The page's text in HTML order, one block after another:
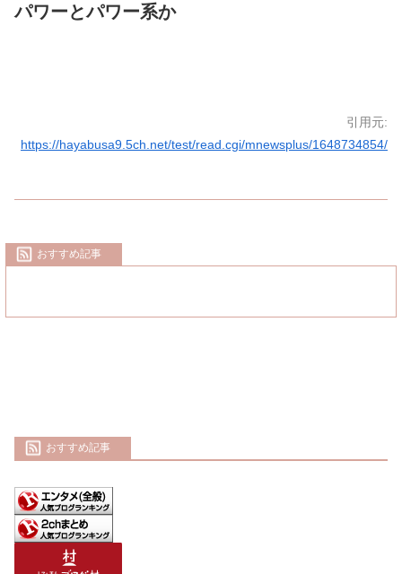
パワーとパワー系か
引用元:
https://hayabusa9.5ch.net/test/read.cgi/mnewsplus/1648734854/
おすすめ記事
おすすめ記事